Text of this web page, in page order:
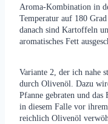
Aroma-Kombination in
Temperatur auf 180
danach sind Kartoffeln
aromatisches Fett
Variante 2, der ich nahe
durch Olivenöl. Dazu
Pfanne gebraten und
in diesem Falle vor
reichlich Olivenöl